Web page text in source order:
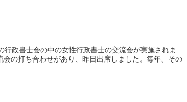
政書士会の中の女性行政書士の交流会が実施されま
の打ち合わせがあり、昨日出席しました。毎年、その